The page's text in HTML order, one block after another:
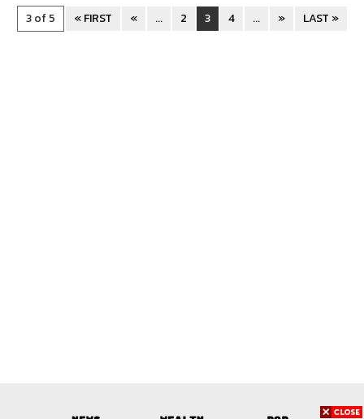
3 of 5 « FIRST « ... 2 3 4 ... » LAST »